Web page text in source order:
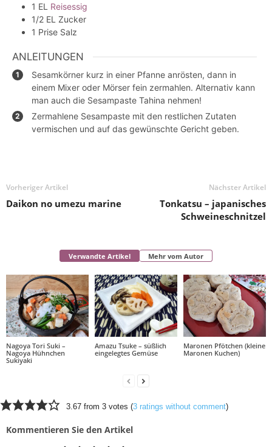
1 EL Reisessig
1/2 EL Zucker
1 Prise Salz
ANLEITUNGEN
Sesamkörner kurz in einer Pfanne anrösten, dann in
einem Mixer oder Mörser fein zermahlen. Alternativ kann
man auch die Sesampaste Tahina nehmen!
Zermahlene Sesampaste mit den restlichen Zutaten
vermischen und auf das gewünschte Gericht geben.
Vorheriger Artikel
Daikon no umezu marine
Nächster Artikel
Tonkatsu – japanisches
Schweineschnitzel
Verwandte Artikel Mehr vom Autor
Nagoya Tori Suki –
Nagoya Hühnchen
Sukiyaki
Amazu Tsuke – süßlich
eingelegtes Gemüse
Maronen Pfötchen (kleine
Maronen Kuchen)
3.67 from 3 votes (3 ratings without comment)
Kommentieren Sie den Artikel